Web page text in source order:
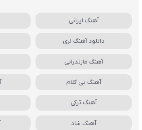
آهنگ ایرانی
دانلود آهنگ لری
آهنگ مازندرانی
آهنگ بی کلام
آهنگ ترکی
آهنگ شاد